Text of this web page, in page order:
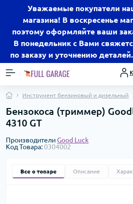
Уважаемые покупатели
магазина! В воскресенье
поэтому оформляйте ваши
В понедельник с Вами
по заказу и уточнению
Инструмент бензиновый и дизельный
Бензокоса (триммер)
4310 GT
ПроизводителиGood Luck
Код Товара:0304002
Все о товаре Описание